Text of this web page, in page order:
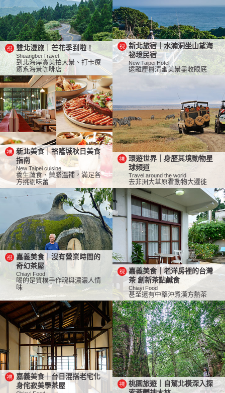
雙北漫旅｜芒花季到啦！
Shuangbei Travel
到北海岸賞美拍大景、打卡療
癒系海景咖啡店
新北旅宿｜水湳洞坐山望海
祕境民宿
New Taipei Hotel
遠離塵囂清幽美景盡收眼底
新北美食｜裕隆城秋日美食
指南
New Taipei cuisine
養生蔬食、藥膳溫補，滿足各
方挑剔味蕾
環遊世界｜身歷其境動物星
球頻道
Travel around the world
去非洲大草原看動物大遷徙
嘉義美食｜沒有營業時間的
奇幻茶屋
Chiayi Food
喝的是質樸手作魂與濃濃人情
味
嘉義美食｜老洋房裡的台灣
茶 創新茶點鹹食
Chiayi Food
甚至還有中藥沖煮漢方熱茶
嘉義美食｜台日混搭老宅化
身侘寂美學茶屋
桃園旅遊｜自駕北橫深入探